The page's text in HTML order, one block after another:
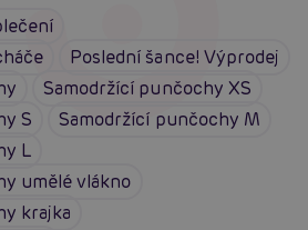
Poslední šance! Výprodej
Samodržící punčochy XS
S
Samodržící punčochy M
L
umělé vlákno
krajka